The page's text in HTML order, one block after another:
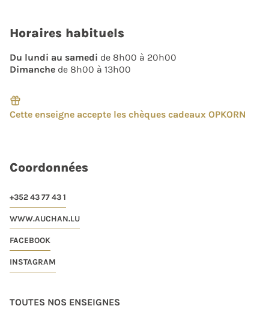
Horaires habituels
Du lundi au samedi de 8h00 à 20h00
Dimanche de 8h00 à 13h00
Cette enseigne accepte les chèques cadeaux OPKORN
Coordonnées
+352 43 77 43 1
WWW.AUCHAN.LU
FACEBOOK
INSTAGRAM
TOUTES NOS ENSEIGNES